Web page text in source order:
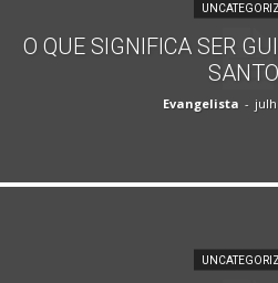
O QUE SIGNIFICA SER
Evangelista -